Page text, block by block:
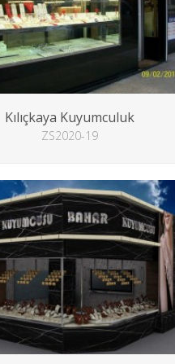
Kılıçkaya Kuyumculuk
ZS2020-19